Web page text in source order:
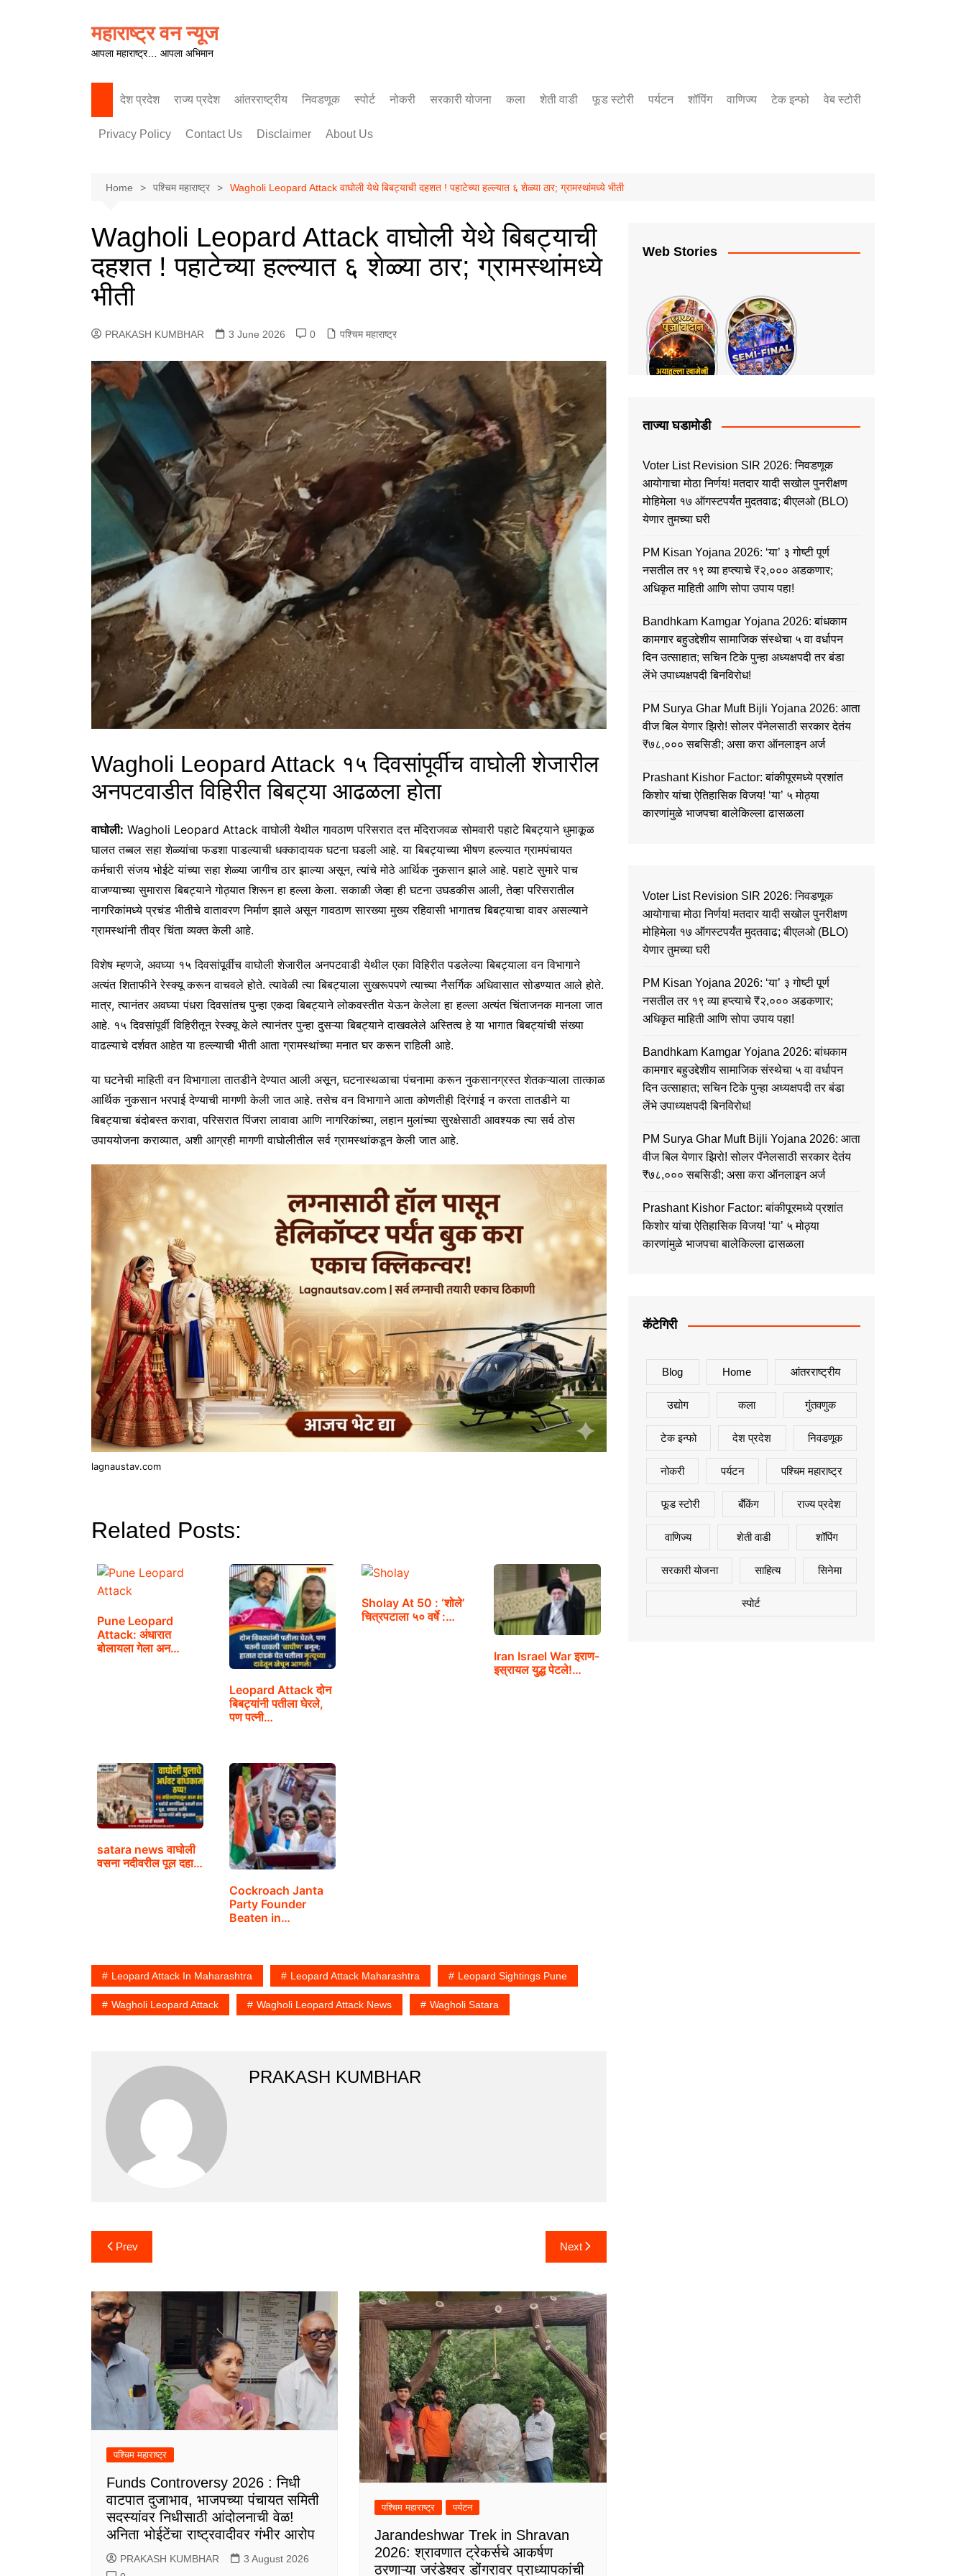
महाराष्ट्र वन न्यूज
आपला महाराष्ट्र… आपला अभिमान
देश प्रदेश राज्य प्रदेश
पश्चिम महाराष्ट्र
आंतरराष्ट्रीय निवडणूक स्पोर्ट नोकरी सरकारी योजना कला शेती वाडी फूड स्टोरी पर्यटन शॉपिंग वाणिज्य टेक इन्फो वेब स्टोरी
Privacy Policy Contact Us Disclaimer About Us
Home पश्चिम महाराष्ट्र Wagholi Leopard Attack वाघोली येथे बिबट्याची दहशत ! पहाटेच्या हल्ल्यात ६ शेळ्या ठार; ग्रामस्थांमध्ये भीती
Wagholi Leopard Attack वाघोली येथे बिबट्याची
दहशत ! पहाटेच्या हल्ल्यात ६ शेळ्या ठार; ग्रामस्थांमध्ये
भीती
PRAKASH KUMBHAR 3 June 2026 0 पश्चिम महाराष्ट्र
Wagholi Leopard Attack १५ दिवसांपूर्वीच वाघोली शेजारील
अनपटवाडीत विहिरीत बिबट्या आढळला होता
वाघोली: Wagholi Leopard Attack वाघोली येथील गावठाण परिसरात दत्त मंदिराजवळ सोमवारी पहाटे बिबट्याने धुमाकूळ
घालत तब्बल सहा शेळ्यांचा फडशा पाडल्याची धक्कादायक घटना घडली आहे. या बिबट्याच्या भीषण हल्ल्यात ग्रामपंचायत
कर्मचारी संजय भोईटे यांच्या सहा शेळ्या जागीच ठार झाल्या असून, त्यांचे मोठे आर्थिक नुकसान झाले आहे. पहाटे सुमारे पाच
वाजण्याच्या सुमारास बिबट्याने गोठ्यात शिरून हा हल्ला केला. सकाळी जेव्हा ही घटना उघडकीस आली, तेव्हा परिसरातील
नागरिकांमध्ये प्रचंड भीतीचे वातावरण निर्माण झाले असून गावठाण सारख्या मुख्य रहिवासी भागातच बिबट्याचा वावर असल्याने
ग्रामस्थांनी तीव्र चिंता व्यक्त केली आहे.
विशेष म्हणजे, अवघ्या १५ दिवसांपूर्वीच वाघोली शेजारील अनपटवाडी येथील एका विहिरीत पडलेल्या बिबट्याला वन विभागाने
अत्यंत शिताफीने रेस्क्यू करून वाचवले होते. त्यावेळी त्या बिबट्याला सुखरूपपणे त्याच्या नैसर्गिक अधिवासात सोडण्यात आले होते.
मात्र, त्यानंतर अवघ्या पंधरा दिवसांतच पुन्हा एकदा बिबट्याने लोकवस्तीत येऊन केलेला हा हल्ला अत्यंत चिंताजनक मानला जात
आहे. १५ दिवसांपूर्वी विहिरीतून रेस्क्यू केले त्यानंतर पुन्हा दुसऱ्या बिबट्याने दाखवलेले अस्तित्व हे या भागात बिबट्यांची संख्या
वाढल्याचे दर्शवत आहेत या हल्ल्याची भीती आता ग्रामस्थांच्या मनात घर करून राहिली आहे.
या घटनेची माहिती वन विभागाला तातडीने देण्यात आली असून, घटनास्थळाचा पंचनामा करून नुकसानग्रस्त शेतकऱ्याला तात्काळ
आर्थिक नुकसान भरपाई देण्याची मागणी केली जात आहे. तसेच वन विभागाने आता कोणतीही दिरंगाई न करता तातडीने या
बिबट्याचा बंदोबस्त करावा, परिसरात पिंजरा लावावा आणि नागरिकांच्या, लहान मुलांच्या सुरक्षेसाठी आवश्यक त्या सर्व ठोस
उपाययोजना कराव्यात, अशी आग्रही मागणी वाघोलीतील सर्व ग्रामस्थांकडून केली जात आहे.
lagnaustav.com
Related Posts:
Pune Leopard
Attack: अंधारात
बोलायला गेला अन…
Leopard Attack दोन
बिबट्यांनी पतीला घेरले,
पण पत्नी…
Sholay At 50 : ‘शोले’
चित्रपटाला ५० वर्षे :…
Iran Israel War इराण-
इस्रायल युद्ध पेटले!…
satara news वाघोली
वसना नदीवरील पूल दहा…
Cockroach Janta
Party Founder
Beaten in
Leopard Attack In Maharashtra Leopard Attack Maharashtra Leopard Sightings Pune
Wagholi Leopard Attack Wagholi Leopard Attack News Wagholi Satara
PRAKASH KUMBHAR
Post
navigation
Prev Next
पश्चिम महाराष्ट्र
Funds Controversy 2026 : निधी
वाटपात दुजाभाव, भाजपच्या पंचायत समिती
सदस्यांवर निधीसाठी आंदोलनाची वेळ!
अनिता भोईटेंचा राष्ट्रवादीवर गंभीर आरोप
PRAKASH KUMBHAR
3 August 2026
पश्चिम महाराष्ट्र पर्यटन
Jarandeshwar Trek in Shravan
2026: श्रावणात ट्रेकर्सचे आकर्षण
ठरणाऱ्या जरंडेश्वर डोंगरावर प्राध्यापकांची
Web Stories
ताज्या घडामोडी
Voter List Revision SIR 2026: निवडणूक
आयोगाचा मोठा निर्णय! मतदार यादी सखोल पुनरीक्षण
मोहिमेला १७ ऑगस्टपर्यंत मुदतवाढ; बीएलओ (BLO)
येणार तुमच्या घरी
PM Kisan Yojana 2026: ‘या’ ३ गोष्टी पूर्ण
नसतील तर १९ व्या हप्त्याचे ₹२,००० अडकणार;
अधिकृत माहिती आणि सोपा उपाय पहा!
Bandhkam Kamgar Yojana 2026: बांधकाम
कामगार बहुउद्देशीय सामाजिक संस्थेचा ५ वा वर्धापन
दिन उत्साहात; सचिन टिके पुन्हा अध्यक्षपदी तर बंडा
लेंभे उपाध्यक्षपदी बिनविरोध!
PM Surya Ghar Muft Bijli Yojana 2026: आता
वीज बिल येणार झिरो! सोलर पॅनेलसाठी सरकार देतंय
₹७८,००० सबसिडी; असा करा ऑनलाइन अर्ज
Prashant Kishor Factor: बांकीपूरमध्ये प्रशांत
किशोर यांचा ऐतिहासिक विजय! ‘या’ ५ मोठ्या
कारणांमुळे भाजपचा बालेकिल्ला ढासळला
Voter List Revision SIR 2026: निवडणूक
आयोगाचा मोठा निर्णय! मतदार यादी सखोल पुनरीक्षण
मोहिमेला १७ ऑगस्टपर्यंत मुदतवाढ; बीएलओ (BLO)
येणार तुमच्या घरी
PM Kisan Yojana 2026: ‘या’ ३ गोष्टी पूर्ण
नसतील तर १९ व्या हप्त्याचे ₹२,००० अडकणार;
अधिकृत माहिती आणि सोपा उपाय पहा!
Bandhkam Kamgar Yojana 2026: बांधकाम
कामगार बहुउद्देशीय सामाजिक संस्थेचा ५ वा वर्धापन
दिन उत्साहात; सचिन टिके पुन्हा अध्यक्षपदी तर बंडा
लेंभे उपाध्यक्षपदी बिनविरोध!
PM Surya Ghar Muft Bijli Yojana 2026: आता
वीज बिल येणार झिरो! सोलर पॅनेलसाठी सरकार देतंय
₹७८,००० सबसिडी; असा करा ऑनलाइन अर्ज
Prashant Kishor Factor: बांकीपूरमध्ये प्रशांत
किशोर यांचा ऐतिहासिक विजय! ‘या’ ५ मोठ्या
कारणांमुळे भाजपचा बालेकिल्ला ढासळला
कॅटेगिरी
Blog Home आंतरराष्ट्रीय
उद्योग कला गुंतवणुक
टेक इन्फो देश प्रदेश निवडणूक
नोकरी पर्यटन पश्चिम महाराष्ट्र
फूड स्टोरी बँकिंग राज्य प्रदेश
वाणिज्य शेती वाडी शॉपिंग
सरकारी योजना साहित्य सिनेमा
स्पोर्ट